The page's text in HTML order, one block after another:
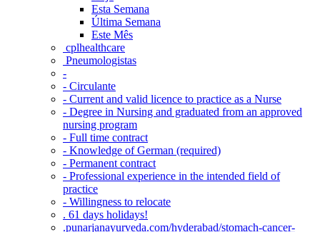
Esta Semana
Última Semana
Este Mês
‎ cplhealthcare‬
Pneumologistas
-
- Circulante
- Current and valid licence to practice as a Nurse
- Degree in Nursing and graduated from an approved
nursing program
- Full time contract
- Knowledge of German (required)
- Permanent contract
- Professional experience in the intended field of
practice
- Willingness to relocate
. 61 days holidays!
.punarjanayurveda.com/hyderabad/stomach-cancer-